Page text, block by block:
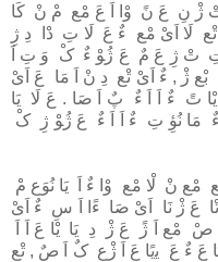
ژْ نِ عَ نً وْا اَ عَ ﻣْﻊ مْ نْ ﻛَﺎ
ﺗْﻊ ﻟَﺎ اَىْ ﻣْﻊ ءٌ عَ ﻟَﺎ تِ دْا دِ ژِ
تْ ژِ عَ مٌ عَ ژُﻮْ ءٌ کْ وَ تِ اَ
ژْ , ءٌ اَىْ ﺗْﻊ دِ نْ اَ ﻣَﺎ عَ اَىْ
تً ءٌ اَ اَ ءٌ پٌ اَ ﺻَﺎ . عَ ﻟَﺎ ﻳَﺎ
ﻣَﺎ ﻧُﻮِٔ تِ ءٌ اَ اَ ءٌ عَ ژُﻮْ ژِ کْ
ﻣْﻊ نْ ﻟْﺎ ﻣْﻊ وْا ءٌ اَ ﻳَﺎ ﻧُﻮَع مْ
عَ ژْ ﻧَﺎ اَىْ ﺻَﺎ ءًا اَ سِ ءٌ اَىْ
صْ ﻣْﻊ اَ ژً عَ ژْ دِ ﻳَﺎ ﻳْﺎ عَ اَ اَ
ءٌ عَ ﻳﯾًﺎ عَ اَ ژْع کٌ اَ صٌ , ﺗْﻊ